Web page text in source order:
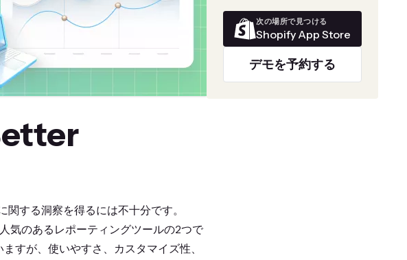
する洞察を得るには不十分です。
のあるレポーティングツールの2つで
すが、使いやすさ、カスタマイズ性、
次の場所で見つける
Shopify App Store
デモを予約する